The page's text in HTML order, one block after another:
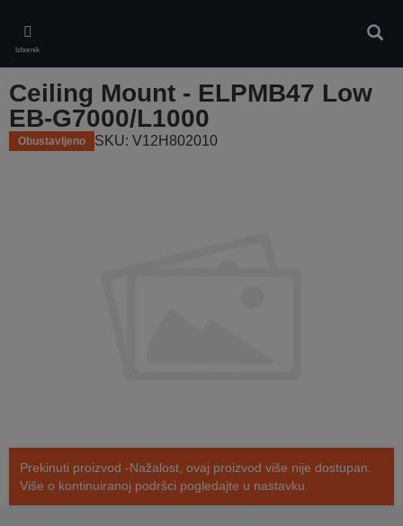
main
content
Izbornik
Ceiling Mount - ELPMB47 Low
EB-G7000/L1000
Obustavljeno SKU: V12H802010
Prekinuti proizvod -Nažalost, ovaj proizvod više nije dostupan.
Više o kontinuiranoj podršci pogledajte u nastavku.